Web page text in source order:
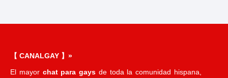
【 CANALGAY 】»
El mayor chat para gays de toda la comunidad hispana,